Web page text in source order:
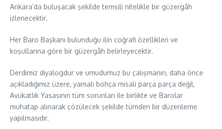
Ankara’da buluşacak şekilde temsili nitelikle bir güzergâh
izlenecektir.
Her Baro Başkanı bulunduğu ilin coğrafi özellikleri ve
koşullarına göre bir güzergâh belirleyecektir.
Derdimiz diyalogdur ve umudumuz bu çalışmanın, daha önce
açıkladığımız üzere, yamalı bohça misali parça parça değil,
Avukatlık Yasasının tüm sorunları ile birlikte ve Barolar
muhatap alınarak çözülecek şekilde tümden bir düzenleme
yapılmasıdır.